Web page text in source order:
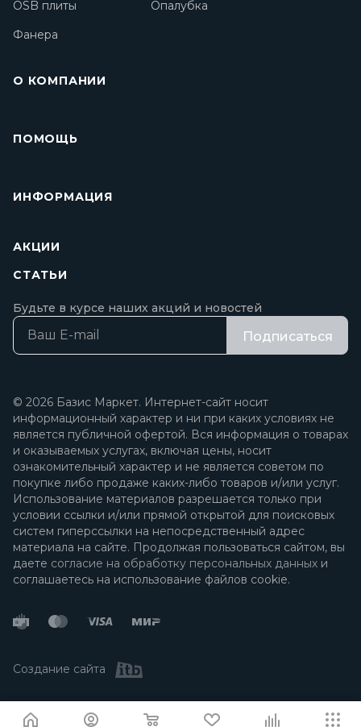
OSB плиты
Опалубка
Фанера
О КОМПАНИИ
ПОМОЩЬ
ИНФОРМАЦИЯ
АКЦИИ
СТАТЬИ
Будьте в курсе наших акций и новостей
Подписаться
© 2026 Базис Маркет. Интернет-сайт носит
информационный характер и ни при каких условиях не
является публичной офертой. Вся информация о товарах
и оказываемых услугах, включая цены, носит
ознакомительный характер и не является советом по
покупке либо продаже каких-либо товаров и/или услуг.
Использование материалов разрешается только при
условии ссылки и/или прямой открытой для поисковых
систем гиперссылки на непосредственный адрес
материала на сайте. Продолжая пользоваться сайтом, вы
даете согласие на обработку персональных данных и
соглашаетесь на использование файлов cookie.
Создание сайта